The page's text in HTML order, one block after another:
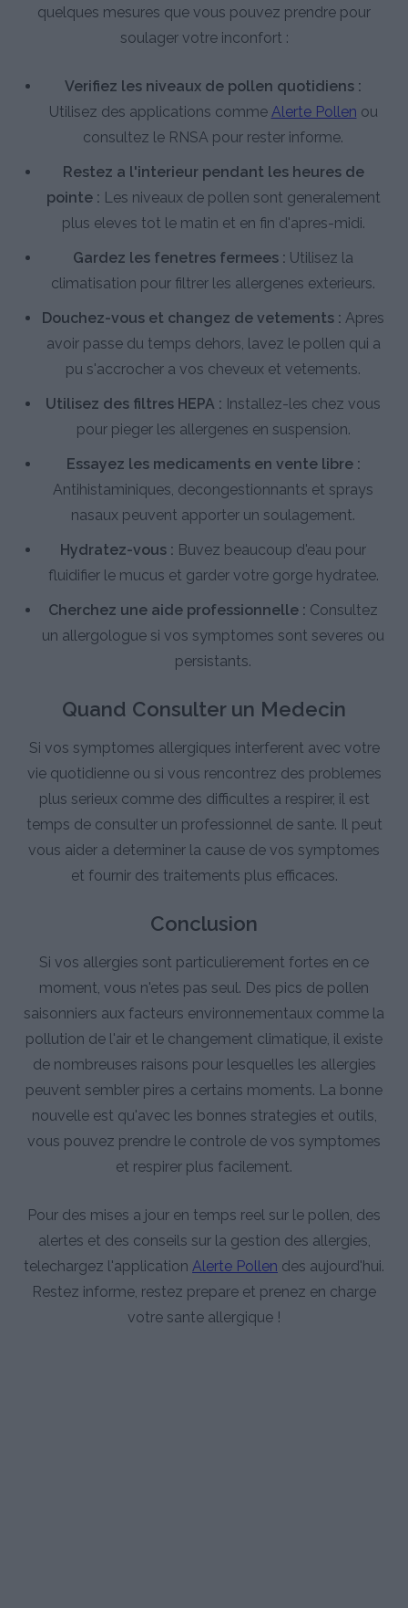
quelques mesures que vous pouvez prendre pour
soulager votre inconfort :
Verifiez les niveaux de pollen quotidiens :
Utilisez des applications comme Alerte Pollen ou
consultez le RNSA pour rester informe.
Restez a l'interieur pendant les heures de
pointe : Les niveaux de pollen sont generalement
plus eleves tot le matin et en fin d'apres-midi.
Gardez les fenetres fermees : Utilisez la
climatisation pour filtrer les allergenes exterieurs.
Douchez-vous et changez de vetements : Apres
avoir passe du temps dehors, lavez le pollen qui a
pu s'accrocher a vos cheveux et vetements.
Utilisez des filtres HEPA : Installez-les chez vous
pour pieger les allergenes en suspension.
Essayez les medicaments en vente libre :
Antihistaminiques, decongestionnants et sprays
nasaux peuvent apporter un soulagement.
Hydratez-vous : Buvez beaucoup d'eau pour
fluidifier le mucus et garder votre gorge hydratee.
Cherchez une aide professionnelle : Consultez
un allergologue si vos symptomes sont severes ou
persistants.
Quand Consulter un Medecin
Si vos symptomes allergiques interferent avec votre
vie quotidienne ou si vous rencontrez des problemes
plus serieux comme des difficultes a respirer, il est
temps de consulter un professionnel de sante. Il peut
vous aider a determiner la cause de vos symptomes
et fournir des traitements plus efficaces.
Conclusion
Si vos allergies sont particulierement fortes en ce
moment, vous n'etes pas seul. Des pics de pollen
saisonniers aux facteurs environnementaux comme la
pollution de l'air et le changement climatique, il existe
de nombreuses raisons pour lesquelles les allergies
peuvent sembler pires a certains moments. La bonne
nouvelle est qu'avec les bonnes strategies et outils,
vous pouvez prendre le controle de vos symptomes
et respirer plus facilement.
Pour des mises a jour en temps reel sur le pollen, des
alertes et des conseils sur la gestion des allergies,
telechargez l'application Alerte Pollen des aujourd'hui.
Restez informe, restez prepare et prenez en charge
votre sante allergique !